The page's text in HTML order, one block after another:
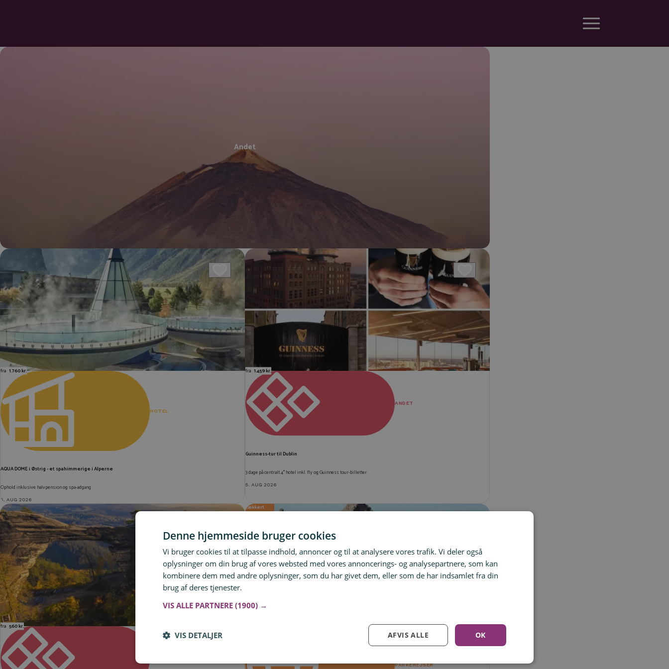
Andet
fra 1.760 kr.
HOTEL
AQUA DOME i Østrig - et spahimmerige i Alperne
Ophold inklusive halvpension og spa-adgang
5. AUG 2026
fra 1.459 kr.
ANDET
Guinness-tur til Dublin
3 dage på centralt 4* hotel inkl. fly og Guinness tour-billetter
5. AUG 2026
fra 560 kr.
Lækkert
PAKKEREJSER
Denne hjemmeside bruger cookies
Vi bruger cookies til at tilpasse indhold, annoncer og til at analysere vores trafik. Vi deler også
oplysninger om din brug af vores websted med vores annoncerings- og analysepartnere, som kan
kombinere dem med andre oplysninger, som du har givet dem, eller som de har indsamlet fra din
brug af deres tjenester.
VIS ALLE PARTNERE (1900) →
OK
AFVIS ALLE
VIS DETALJER